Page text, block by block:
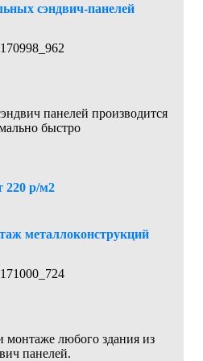
сэндвич-панелей
панелей производится
быстро
220 р/м2
металлоконструкций
монтаже любого здания из
панелей.